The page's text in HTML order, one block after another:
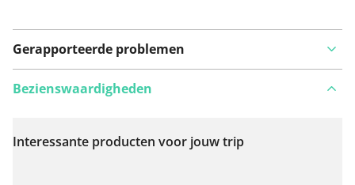
Gerapporteerde problemen
Bekijk op kaart
Bezienswaardigheden
Interessante producten voor jouw trip